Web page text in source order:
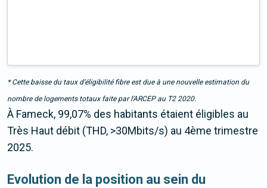
* Cette baisse du taux d’éligibilité fibre est due à une nouvelle estimation du
nombre de logements totaux faite par l’ARCEP au T2 2020.
À Fameck, 99,07% des habitants étaient éligibles au
Très Haut débit (THD, >30Mbits/s) au 4ème trimestre
2025.
Evolution de la position au sein du